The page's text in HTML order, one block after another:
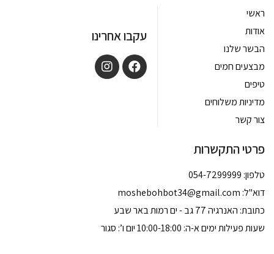
ראשי
אודות
הבשר שלנו
מבצעים חמים
טיפים
מדיניות משלוחים
צור קשר
עקבו אחרינו
פרטי התקשרות
טלפון: 054-7299999
דוא''ל: moshebohbot34@gmail.com
כתובת: האנרגיה 77 גב - ים רמות באר שבע
שעות פעילות ימים א-ה: 10:00-18:00 יום ו’: סגור